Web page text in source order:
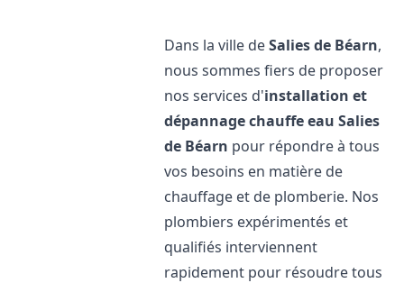
Dans la ville deSalies de Béarn,
nous sommes fiers de proposer
nos services d'installation et
dépannage chauffe eau Salies
de Béarn pour répondre à tous
vos besoins en matière de
chauffage et de plomberie. Nos
plombiers expérimentés et
qualifiés interviennent
rapidement pour résoudre tous